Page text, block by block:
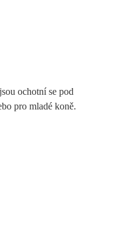
ochotní se pod
pro mladé koně.